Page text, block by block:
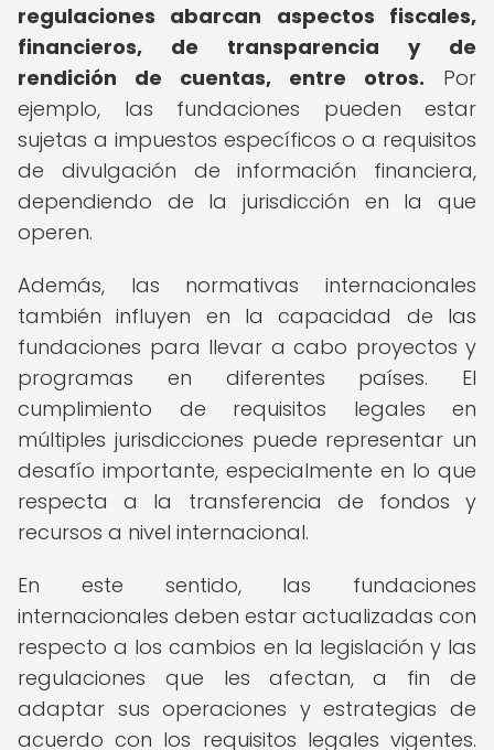
regulaciones abarcan aspectos fiscales,
financieros, de transparencia y de
rendición de cuentas, entre otros. Por
ejemplo, las fundaciones pueden estar
sujetas a impuestos específicos o a requisitos
de divulgación de información financiera,
dependiendo de la jurisdicción en la que
operen.
Además, las normativas internacionales
también influyen en la capacidad de las
fundaciones para llevar a cabo proyectos y
programas en diferentes países. El
cumplimiento de requisitos legales en
múltiples jurisdicciones puede representar un
desafío importante, especialmente en lo que
respecta a la transferencia de fondos y
recursos a nivel internacional.
En este sentido, las fundaciones
internacionales deben estar actualizadas con
respecto a los cambios en la legislación y las
regulaciones que les afectan, a fin de
adaptar sus operaciones y estrategias de
acuerdo con los requisitos legales vigentes.